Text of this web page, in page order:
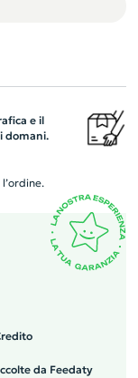
e il
domani.
da Feedaty